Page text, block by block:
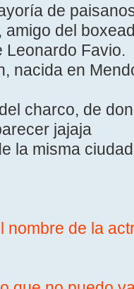
de
del
Leonardo Favio.
nacida en
charco, de
jajaja
la misma
nombre de la